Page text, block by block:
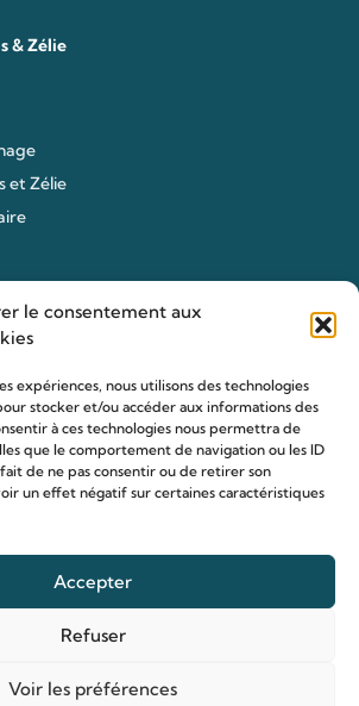
le consentement aux
expériences, nous utilisons des technologies
stocker et/ou accéder aux informations des
à ces technologies nous permettra de
que le comportement de navigation ou les ID
de ne pas consentir ou de retirer son
un effet négatif sur certaines caractéristiques
Accepter
Refuser
Voir les préférences
& Zélie
et Zélie
de prière